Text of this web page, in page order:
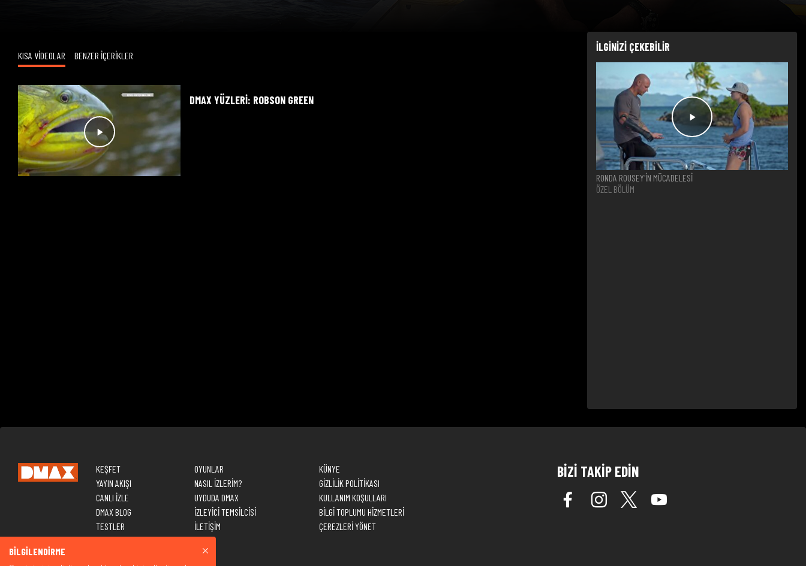
KISA VİDEOLAR BENZER İÇERİKLER
DMAX YÜZLERI: ROBSON GREEN
İLGİNİZİ ÇEKEBİLİR
RONDA ROUSEY'İN MÜCADELESİ
ÖZEL BÖLÜM
KEŞFET
YAYIN AKIŞI
CANLI İZLE
DMAX BLOG
TESTLER
OYUNLAR
NASIL İZLERİM?
UYDUDA DMAX
İZLEYİCİ TEMSİLCİSİ
İLETİŞİM
KÜNYE
GİZLİLİK POLİTİKASI
KULLANIM KOŞULLARI
BİLGİ TOPLUMU HİZMETLERİ
ÇEREZLERİ YÖNET
BİZİ TAKİP EDİN
BİLGİLENDİRME